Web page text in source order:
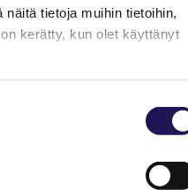
tietoja muihin tietoihin,
kerätty, kun olet käyttänyt
on arvioitava
voitaisiin säätää
neuvotella työsuhteen
järjestön kanssa, jos hän on
pidentää ja korvausta
korottaa.
laillisuuden voi kiistää ja